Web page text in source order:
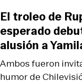
Ambos fueron
humor de
El troleo de
esperado
alusión a